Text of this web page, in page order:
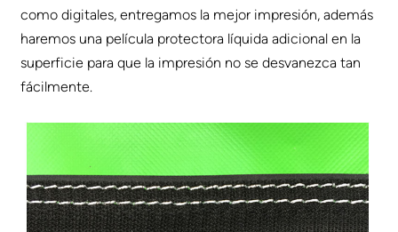
como digitales, entregamos la mejor impresión, además
haremos una película protectora líquida adicional en la
superficie para que la impresión no se desvanezca tan
fácilmente.